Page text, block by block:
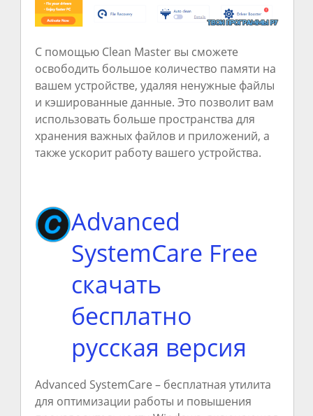
С помощью Clean Master вы сможете
освободить большое количество памяти на
вашем устройстве, удаляя ненужные файлы
и кэшированные данные. Это позволит вам
использовать больше пространства для
хранения важных файлов и приложений, а
также ускорит работу вашего устройства.
Advanced
SystemCare Free
скачать
бесплатно
русская версия
Advanced SystemCare – бесплатная утилита
для оптимизации работы и повышения